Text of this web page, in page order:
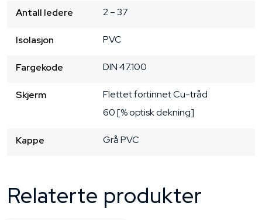
Antall ledere 2 – 37
Isolasjon PVC
Fargekode DIN 47.100
Skjerm
Flettet fortinnet Cu-tråd
60 [% optisk dekning]
Kappe GråPVC
Relaterte produkter